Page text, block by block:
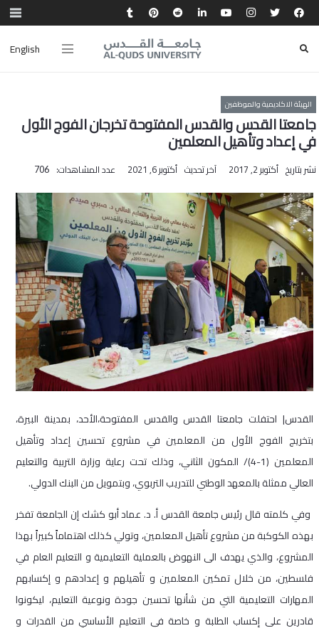
English
الهيئة الاكاديمية والموظفين
جامعتا القدس والقدس المفتوحة تخرجان الفوج الأول
في إعداد وتأهيل المعلمين
نشر بتاريخ أكتوبر 2, 2017 آخر تحديث أكتوبر 6, 2021 عدد المشاهدات: 706
القدس| احتفلت جامعتا القدس والقدس المفتوحة،الأحد، بمدينة البيرة،
بتخريج الفوج الأول من المعلمين في مشروع تحسين إعداد وتأهيل
المعلمين (1-4)/ المكون الثاني، وذلك تحت رعاية وزارة التربية والتعليم
العالي ممثلة بالمعهد الوطني للتدريب التربوي، وبتمويل من البنك الدولي.
‎‎ وفي كلمته قال رئيس جامعة القدس أ. د. عماد أبو كشك إن الجامعة تفخر
بهذه الكوكبة من مشروع تأهيل المعلمين، وتولي كذلك اهتماماً كبيراً بهذا
المشروع، والذي يهدف الى النهوض بالعملية التعليمية و التعليم العام في
فلسطين، من خلال تمكين المعلمين و تأهيلهم و إعدادهم و إكسابهم
المهارات التعليمية التي من شأنها تحسين جودة ونوعية التعليم، ليكونوا
قادرين على إكساب الطلبة و خاصة في التعليم الأساسي من القدرات و